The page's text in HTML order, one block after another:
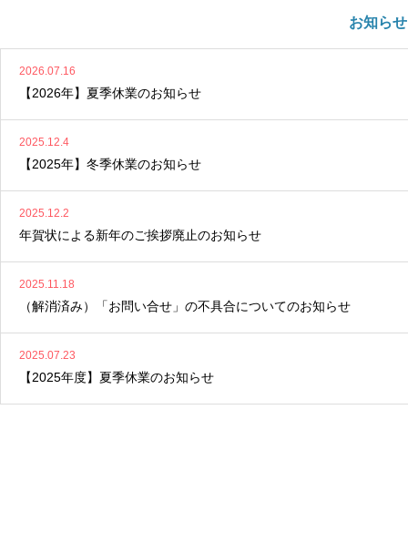
お知らせ
2026.07.16
【2026年】夏季休業のお知らせ
2025.12.4
【2025年】冬季休業のお知らせ
2025.12.2
年賀状による新年のご挨拶廃止のお知らせ
2025.11.18
（解消済み）「お問い合せ」の不具合についてのお知らせ
2025.07.23
【2025年度】夏季休業のお知らせ